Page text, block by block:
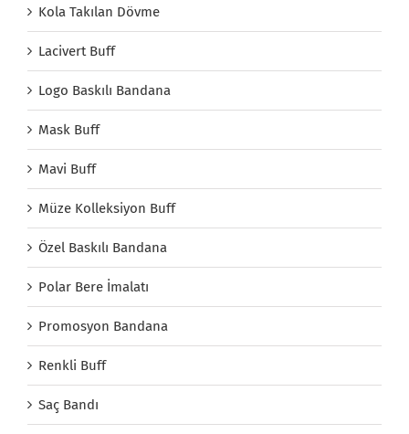
Kola Takılan Dövme
Lacivert Buff
Logo Baskılı Bandana
Mask Buff
Mavi Buff
Müze Kolleksiyon Buff
Özel Baskılı Bandana
Polar Bere İmalatı
Promosyon Bandana
Renkli Buff
Saç Bandı